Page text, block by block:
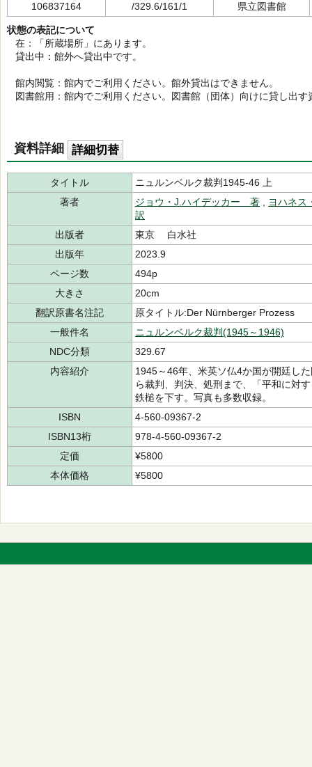
106837164
/329.6/161/1 県立図書館
状態の表記について
在：「所蔵場所」にあります。
貸出中：館外へ貸出中です。
館内閲覧：館内でご利用ください。館外貸出はできません。
図書館用：館内でご利用ください。図書館（団体）向けに貸し出す
資料詳細 詳細切替
タイトル
ニュルンベルク裁判1945-46 上
著者
ジョウ・J.ハイデッカー 著
ヨハネ
訳
出版者
東京 白水社
出版年
2023.9
ページ数
494p
大きさ
20cm
翻訳原書名注記
原タイトル:Der Nürnberger Prozess
一般件名
ニュルンベルク裁判(1945～1946)
NDC分類
329.67
内容紹介
1945～46年、米英ソ仏4か国が開廷し
ら裁判、判決、処刑まで、「平和に対
鉄槌を下す。写真も多数収録。
ISBN
4-560-09367-2
ISBN13桁
978-4-560-09367-2
定価
¥5800
本体価格
¥5800